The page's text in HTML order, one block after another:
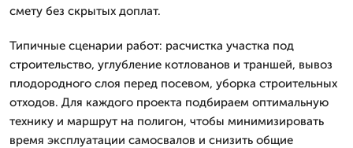
смету без скрытых доплат.
Типичные сценарии работ: расчистка участка под
строительство, углубление котлованов и траншей, вывоз
плодородного слоя перед посевом, уборка строительных
отходов. Для каждого проекта подбираем оптимальную
технику и маршрут на полигон, чтобы минимизировать
время эксплуатации самосвалов и снизить общие